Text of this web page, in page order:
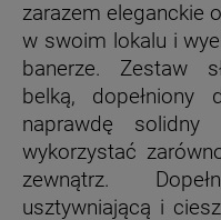
zarazem eleganckie
w swoim lokalu i
banerze. Zestaw
belką, dopełniony
naprawdę solidny
wykorzystać
zewnątrz.
usztywniającą i